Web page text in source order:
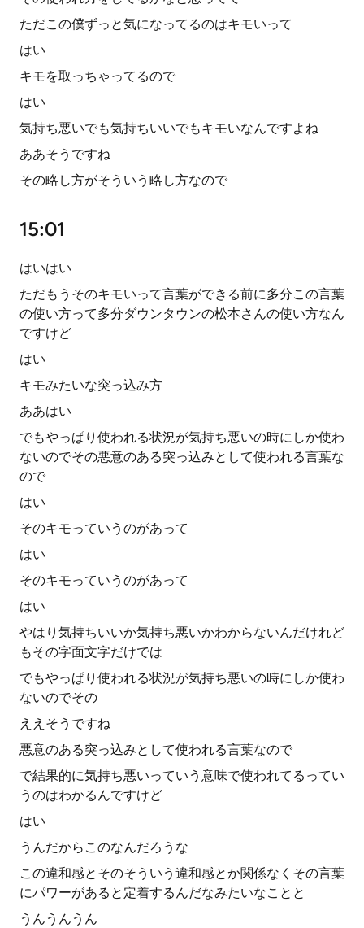
ただこの僕ずっと気になってるのはキモいって
はい
キモを取っちゃってるので
はい
気持ち悪いでも気持ちいいでもキモいなんですよね
ああそうですね
その略し方がそういう略し方なので
15:01
はいはい
ただもうそのキモいって言葉ができる前に多分この言葉
の使い方って多分ダウンタウンの松本さんの使い方なん
ですけど
はい
キモみたいな突っ込み方
ああはい
でもやっぱり使われる状況が気持ち悪いの時にしか使わ
ないのでその悪意のある突っ込みとして使われる言葉な
ので
はい
そのキモっていうのがあって
はい
そのキモっていうのがあって
はい
やはり気持ちいいか気持ち悪いかわからないんだけれど
もその字面文字だけでは
でもやっぱり使われる状況が気持ち悪いの時にしか使わ
ないのでその
ええそうですね
悪意のある突っ込みとして使われる言葉なので
で結果的に気持ち悪いっていう意味で使われてるってい
うのはわかるんですけど
はい
うんだからこのなんだろうな
この違和感とそのそういう違和感とか関係なくその言葉
にパワーがあると定着するんだなみたいなことと
うんうんうん